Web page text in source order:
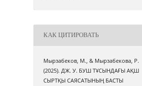
КАК ЦИТИРОВАТЬ
Мырзабеков, М., & Мырзабекова, Р.
(2025). ДЖ. У. БУШ ТҰСЫНДАҒЫ АҚШ
СЫРТҚЫ САЯСАТЫНЫҢ БАСТЫ